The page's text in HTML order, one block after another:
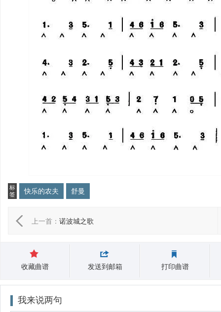
标
签
快乐的农夫 舒曼
上一首： 诺波城之歌
收藏曲谱 发送到邮箱 打印曲谱